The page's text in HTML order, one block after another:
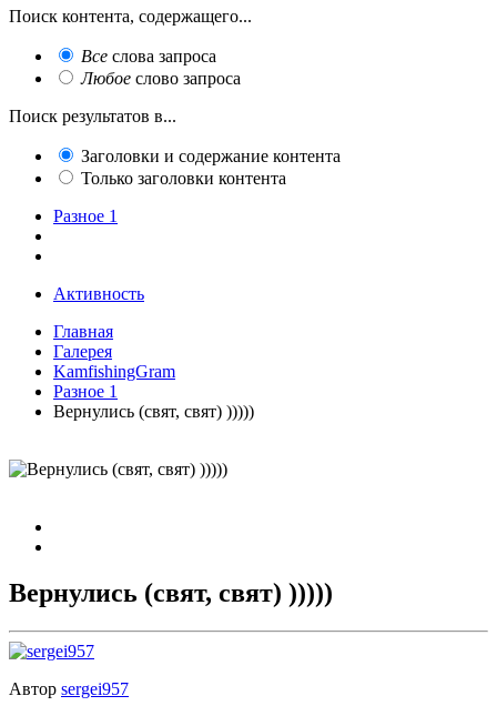
Поиск контента, содержащего...
Все слова запроса
Любое слово запроса
Поиск результатов в...
Заголовки и содержание контента
Только заголовки контента
Разное 1
Активность
Главная
Галерея
KamfishingGram
Разное 1
Вернулись (свят, свят) )))))
Вернулись (свят, свят) )))))
Автор sergei957